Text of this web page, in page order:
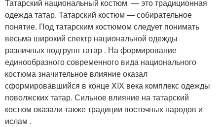
Татарский национальный костюм — это традиционная
одежда татар. Татарский костюм — собирательное
понятие. Под татарским костюмом следует понимать
весьма широкий спектр национальной одежды
различных подгрупп татар . На формирование
единообразного современного вида национального
костюма значительное влияние оказал
сформировавшийся в конце XIX века комплекс одежды
поволжских татар. Сильное влияние на татарский
костюм оказали также традиции восточных народов и
ислам .